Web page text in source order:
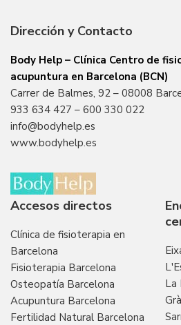
Dirección y Contacto
Body Help – Clínica Centro de
acupuntura en Barcelona (BCN)
Carrer de Balmes, 92 – 08008
933 634 427 – 600 330 022
info@bodyhelp.es
www.bodyhelp.es
Accesos directos
Clínica de fisioterapia en
Barcelona
Fisioterapia Barcelona
Osteopatía Barcelona
Acupuntura Barcelona
Fertilidad Natural Barcelona
La